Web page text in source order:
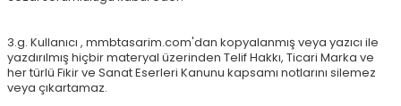
3.g. Kullanıcı , mmbtasarim.com'dan kopyalanmış veya yazıcı ile
yazdırılmış hiçbir materyal üzerinden Telif Hakkı, Ticari Marka ve
her türlü Fikir ve Sanat Eserleri Kanunu kapsamı notlarını silemez
veya çıkartamaz.